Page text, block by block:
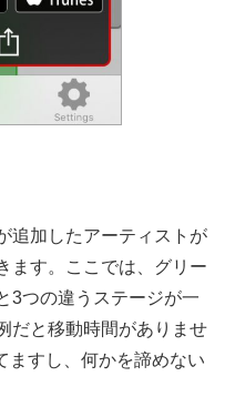
追加したアーティストが
ます。ここでは、グリー
3つの違うステージが一
だと移動時間がありませ
ますし、何かを諦めない